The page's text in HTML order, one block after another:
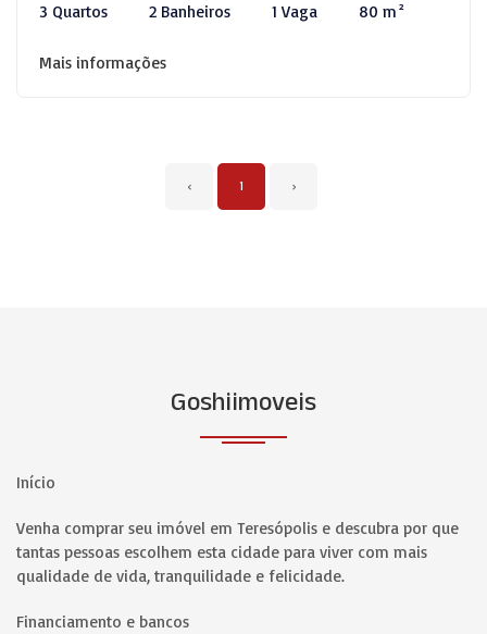
3 Quartos 2 Banheiros 1 Vaga 80 m²
Mais informações
‹ 1 ›
Goshiimoveis
Início
Venha comprar seu imóvel em Teresópolis e descubra por que
tantas pessoas escolhem esta cidade para viver com mais
qualidade de vida, tranquilidade e felicidade.
Financiamento e bancos